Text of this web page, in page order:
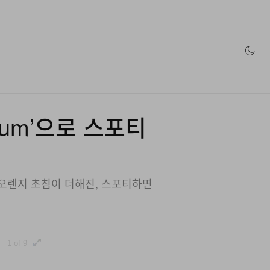
으로 스포티
렌지 초침이 더해진, 스포티하면